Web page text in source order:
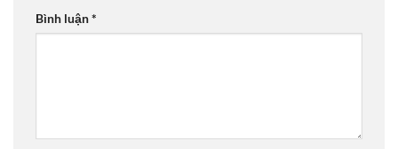
Bình luận*